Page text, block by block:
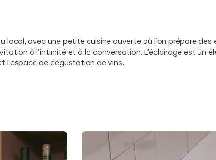
avec une petite cuisine ouverte où l’on prépare des
à l’intimité et à la conversation. L’éclairage est un
l’espace de dégustation de vins.